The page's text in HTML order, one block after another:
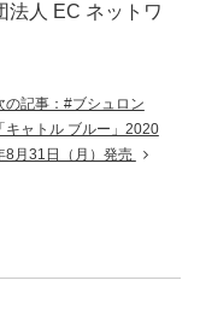
法⼈ EC ネットワ
の記事：#ブシュロン
「キャトル ブルー」2020
8月31日（月）発売